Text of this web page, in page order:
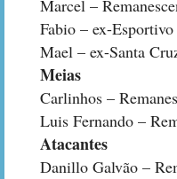
Marcel –
Fabio – ex-
Mael – ex-Santa
Meias
Carlinhos –
Luis Fernando –
Atacantes
Danillo Galvão –